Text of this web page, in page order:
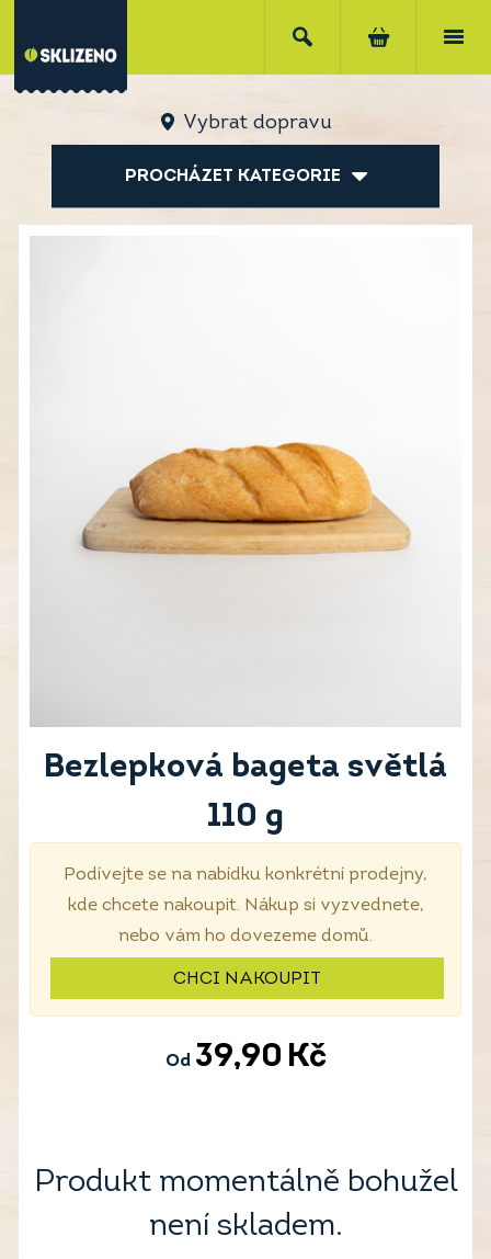
Vybrat dopravu
PROCHÁZET KATEGORIE
Bezlepková bageta světlá
110 g
Podívejte se na nabídku konkrétní prodejny,
kde chcete nakoupit. Nákup si vyzvednete,
nebo vám ho dovezeme domů.
CHCI NAKOUPIT
Od 39,90 Kč
Produkt momentálně bohužel
není skladem.